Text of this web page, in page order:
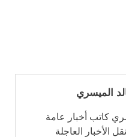
كاتب أخبار عامة
الأخبار العاجلة